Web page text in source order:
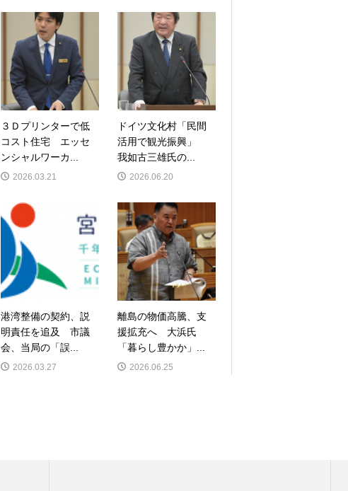
３Ｄプリンターで低
コスト住宅 エッセ
ンシャルワーカ...
2026.03.21
ドイツ文化村「民間
活用で観光振興」
我如古三雄氏の...
2026.06.20
港湾整備の契約、説
明責任を追及 市議
会、当局の「誤...
2026.03.27
離島の物価高騰、支
援拡充へ 大浜氏
「暮らし豊かか」...
2026.06.25